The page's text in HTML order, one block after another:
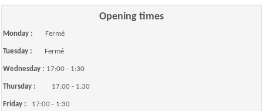
Opening times
Monday : Fermé
Tuesday : Fermé
Wednesday : 17:00 - 1:30
Thursday : 17:00 - 1:30
Friday : 17:00 - 1:30